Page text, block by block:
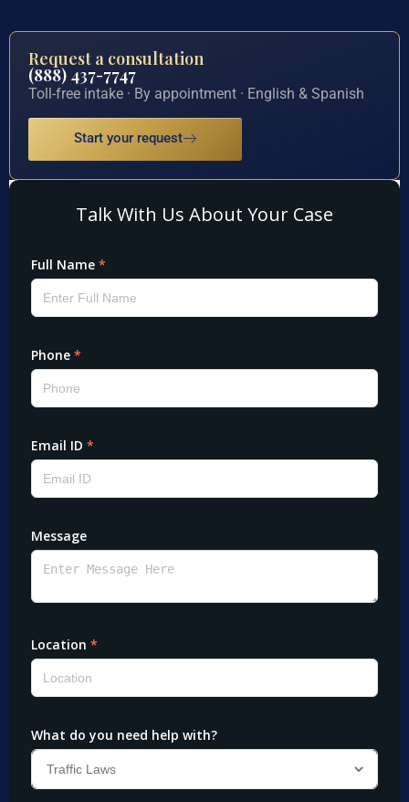
Request a consultation
(888) 437-7747
Toll-free intake · By appointment · English & Spanish
Start your request